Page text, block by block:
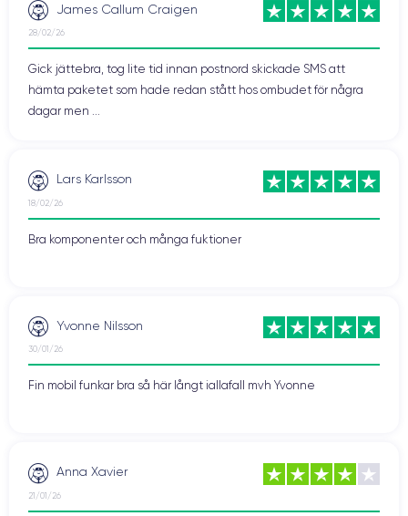
James Callum Craigen
28/02/26
Gick jättebra, tog lite tid innan postnord skickade SMS att
hämta paketet som hade redan stått hos ombudet för några
dagar men ...
Lars Karlsson
18/02/26
Bra komponenter och många fuktioner
Yvonne Nilsson
30/01/26
Fin mobil funkar bra så här långt iallafall mvh Yvonne
Anna Xavier
21/01/26